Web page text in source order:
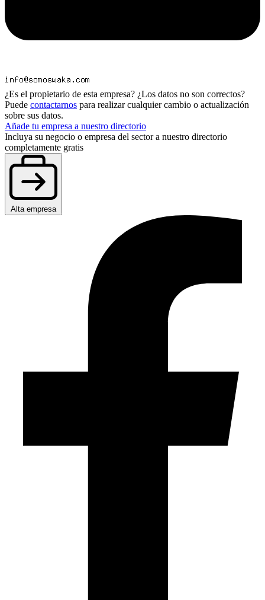
¿Es el propietario de esta empresa? ¿Los datos no son correctos?
Puede contactarnos para realizar cualquier cambio o actualización
sobre sus datos.
Añade tu empresa a nuestro directorio
Incluya su negocio o empresa del sector a nuestro directorio
completamente gratis
Alta empresa